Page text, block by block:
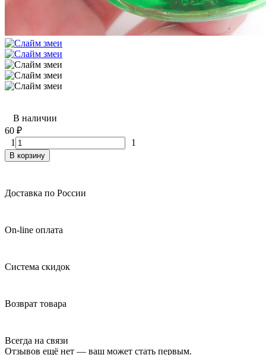
В наличии
60 ₽
1
1
В корзину
Доставка по России
On-line оплата
Система скидок
Возврат товара
Всегда на связи
Отзывов ещё нет — ваш может стать первым.